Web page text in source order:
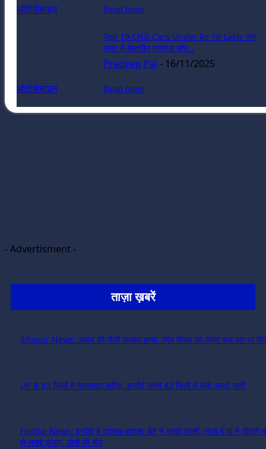
ऑटोमोबाइल Read more
ऑटोमोबाइल
Top 10 CNG Cars Under Rs 10 Lakh: कम
बजट में बेहतरीन माइलेज और...
Pradeep Pal - 16/11/2025
Read more
- Advertisment -
ताज़ा ख़बरें
Sitapur News: अधेड़ की गोली मारकर हत्या, प्रेम विवाह को लेकर चल रहा था
UP के इन जिलों में मूसलाधार बारिश, हरदोई समेत 42 जिलों में येलो अलर्ट जारी
Hardoi News: हरदोई में दर्दनाक हादसा: बेटे ने लगाई फांसी, सदमे में मां ने तीसरी
से लगाई छलांग, दोनों की मौत